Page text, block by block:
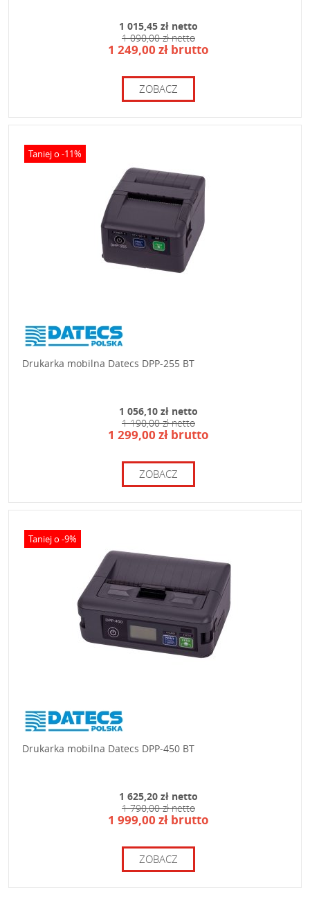
1 015,45 zł netto
1 090,00 zł netto
1 249,00 zł brutto
ZOBACZ
Taniej o -11%
Drukarka mobilna Datecs DPP-255 BT
1 056,10 zł netto
1 190,00 zł netto
1 299,00 zł brutto
ZOBACZ
Taniej o -9%
Drukarka mobilna Datecs DPP-450 BT
1 625,20 zł netto
1 790,00 zł netto
1 999,00 zł brutto
ZOBACZ